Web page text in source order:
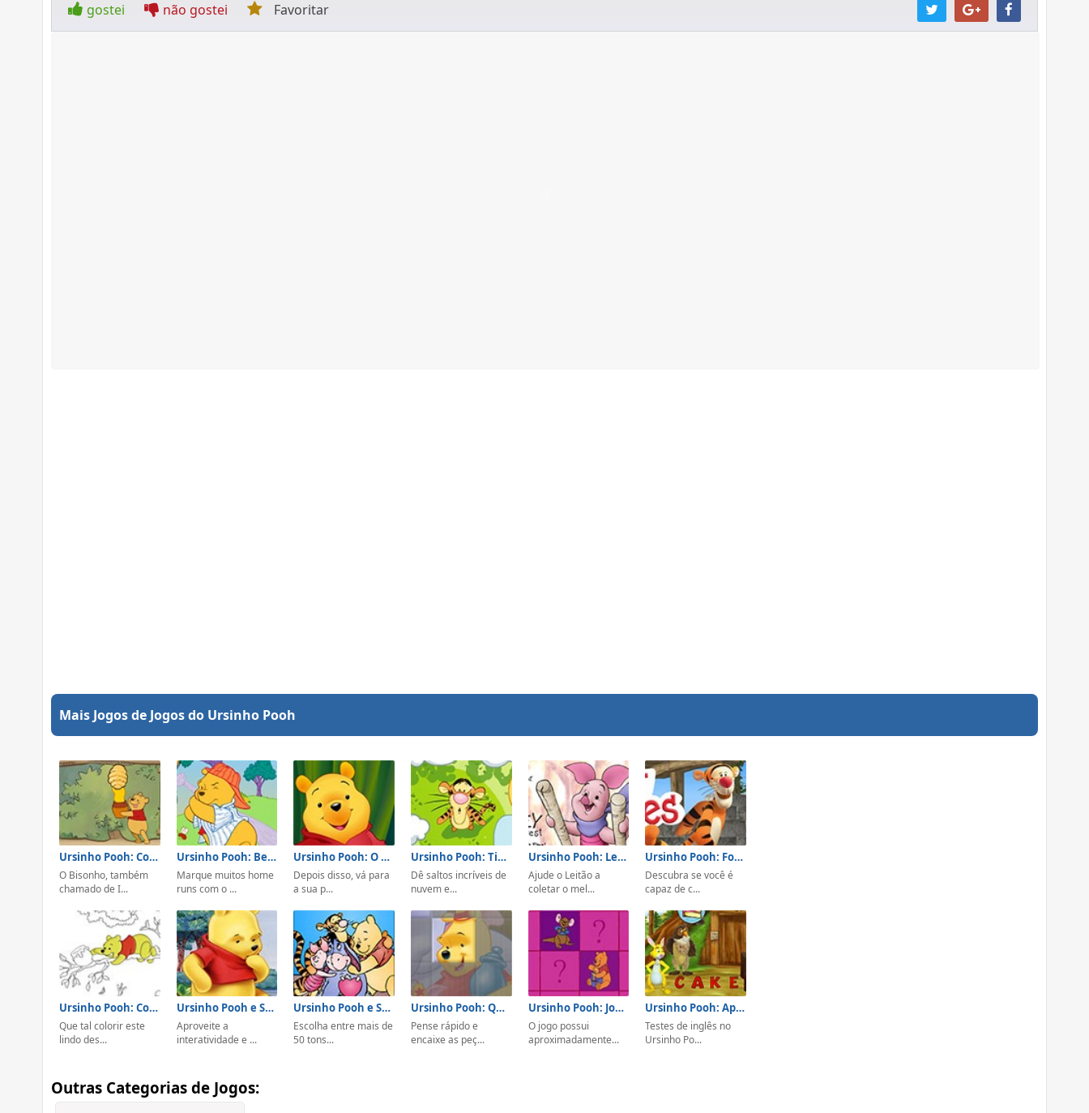
gostei não gostei Favoritar
Mais Jogos de Jogos do Ursinho Pooh
Ursinho Pooh: Colheita do Mel
O Bisonho, também
chamado de I...
Ursinho Pooh: Beisebol
Marque muitos home
runs com o ...
Ursinho Pooh: O Grande Show
Depois disso, vá para
a sua p...
Ursinho Pooh: Tigrão nas Nuvens
Dê saltos incríveis de
nuvem e...
Ursinho Pooh: Leitão Colhendo Mel
Ajude o Leitão a
coletar o mel...
Ursinho Pooh: Formas das Sombras
Descubra se você é
capaz de c...
Ursinho Pooh: Colorir Desenho
Que tal colorir este
lindo des...
Ursinho Pooh e Seus Amigos: Encontrar Objetos
Aproveite a
interatividade e ...
Ursinho Pooh e Seus Amigos: Colorir
Escolha entre mais de
50 tons...
Ursinho Pooh: Quebra-Cabeça
Pense rápido e
encaixe as peç...
Ursinho Pooh: Jogo de Memória
O jogo possui
aproximadamente...
Ursinho Pooh: Aprender Inglês
Testes de inglês no
Ursinho Po...
Outras Categorias de Jogos: